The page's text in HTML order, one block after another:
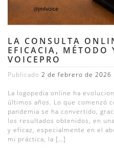
LA CONSULTA
EFICACIA, MÉTODO
VOICEPRO
Publicado 2 de febrero de 2026
La logopedia online ha
últimos años. Lo que comenzó
pandemia se ha convertido,
los resultados obtenidos, en
y eficaz, especialmente en el
mi práctica, la […]